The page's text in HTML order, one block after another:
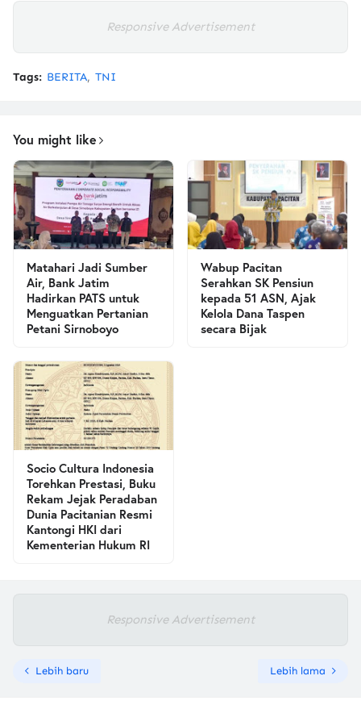
Responsive Advertisement
Tags: BERITA TNI
You might like
Matahari Jadi Sumber
Air, Bank Jatim
Hadirkan PATS untuk
Menguatkan Pertanian
Petani Sirnoboyo
Wabup Pacitan
Serahkan SK Pensiun
kepada 51 ASN, Ajak
Kelola Dana Taspen
secara Bijak
Socio Cultura Indonesia
Torehkan Prestasi, Buku
Rekam Jejak Peradaban
Dunia Pacitanian Resmi
Kantongi HKI dari
Kementerian Hukum RI
Responsive Advertisement
Lebih baru Lebih lama